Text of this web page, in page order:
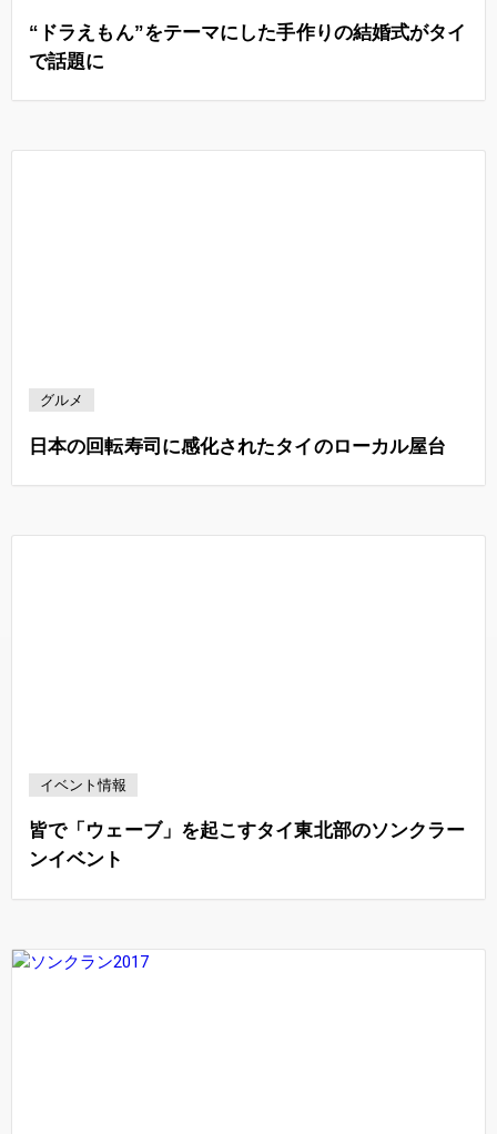
“ドラえもん”をテーマにした手作りの結婚式がタイ
で話題に
グルメ
日本の回転寿司に感化されたタイのローカル屋台
イベント情報
皆で「ウェーブ」を起こすタイ東北部のソンクラー
ンイベント